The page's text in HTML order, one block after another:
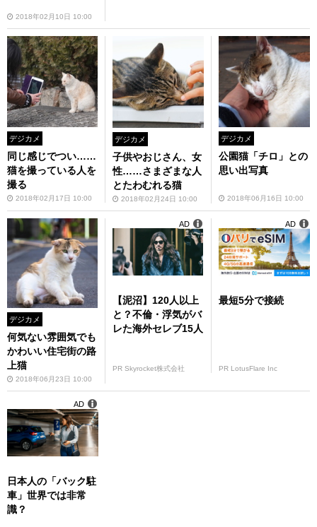
2018年02月10日 10:00
デジカメ
同じ感じでつい……
猫を撮っている人を
撮る
2018年02月17日 10:00
デジカメ
子供やおじさん、女
性……さまざまな人
とたわむれる猫
2018年02月24日 10:00
デジカメ
公園猫「チロ」との
思い出写真
2018年06月16日 10:00
デジカメ
何気ない雰囲気でも
かわいい住宅街の路
上猫
2018年06月23日 10:00
【泥沼】120人以上
と？不倫・浮気がバ
レた海外セレブ15人
PR Skyrocket株式会社
AD
最短5分で接続
PR LotusFlare Inc
AD
日本人の「バック駐
車」世界では非常
識？
AD